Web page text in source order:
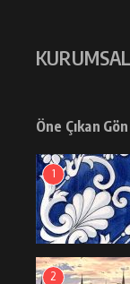
KURUMSAL
Öne Çıkan
1
2